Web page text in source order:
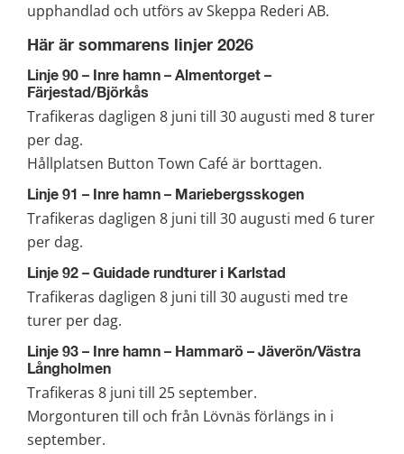
upphandlad och utförs av Skeppa Rederi AB.
Här är sommarens linjer 2026
Linje 90 – Inre hamn – Almentorget –
Färjestad/Björkås
Trafikeras dagligen 8 juni till 30 augusti med 8 turer
per dag.
Hållplatsen Button Town Café är borttagen.
Linje 91 – Inre hamn – Mariebergsskogen
Trafikeras dagligen 8 juni till 30 augusti med 6 turer
per dag.
Linje 92 – Guidade rundturer i Karlstad
Trafikeras dagligen 8 juni till 30 augusti med tre
turer per dag.
Linje 93 – Inre hamn – Hammarö – Jäverön/Västra
Långholmen
Trafikeras 8 juni till 25 september.
Morgonturen till och från Lövnäs förlängs in i
september.